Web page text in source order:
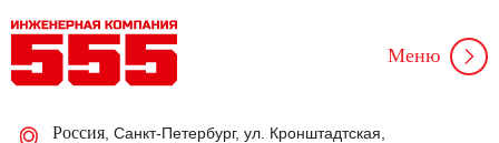
Россия , Санкт-Петербург, ул. Кронштадтская,
Меню